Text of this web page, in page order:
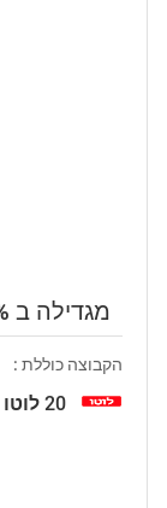
מגדילה ב86.67%
הקבוצה כוללת :
20 לוטו